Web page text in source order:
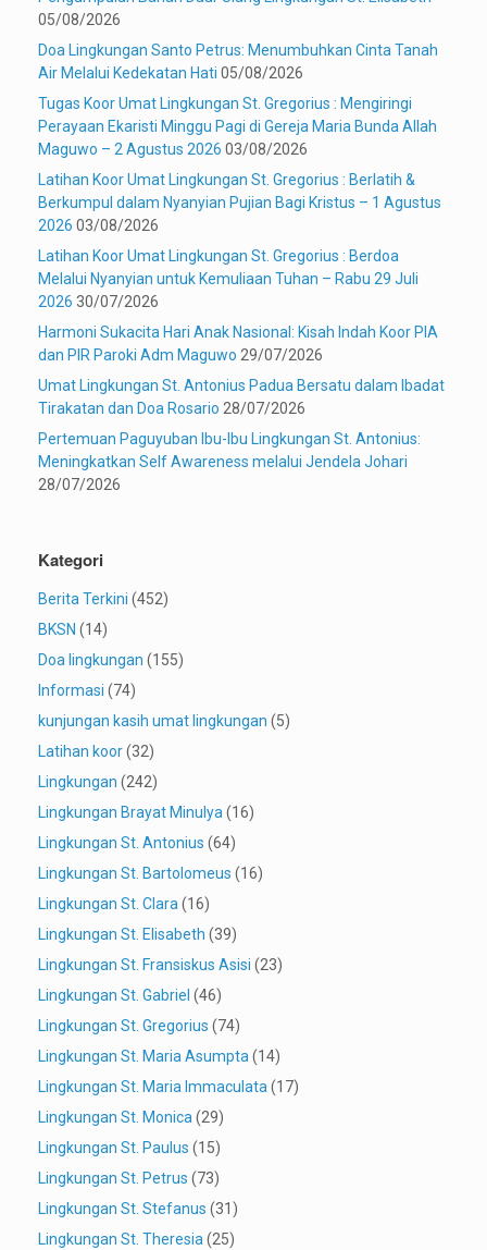
05/08/2026
Doa Lingkungan Santo Petrus: Menumbuhkan Cinta Tanah
Air Melalui Kedekatan Hati 05/08/2026
Tugas Koor Umat Lingkungan St. Gregorius : Mengiringi
Perayaan Ekaristi Minggu Pagi di Gereja Maria Bunda Allah
Maguwo – 2 Agustus 2026 03/08/2026
Latihan Koor Umat Lingkungan St. Gregorius : Berlatih &
Berkumpul dalam Nyanyian Pujian Bagi Kristus – 1 Agustus
2026 03/08/2026
Latihan Koor Umat Lingkungan St. Gregorius : Berdoa
Melalui Nyanyian untuk Kemuliaan Tuhan – Rabu 29 Juli
2026 30/07/2026
Harmoni Sukacita Hari Anak Nasional: Kisah Indah Koor PIA
dan PIR Paroki Adm Maguwo 29/07/2026
Umat Lingkungan St. Antonius Padua Bersatu dalam Ibadat
Tirakatan dan Doa Rosario 28/07/2026
Pertemuan Paguyuban Ibu-Ibu Lingkungan St. Antonius:
Meningkatkan Self Awareness melalui Jendela Johari
28/07/2026
Kategori
Berita Terkini (452)
BKSN (14)
Doa lingkungan (155)
Informasi (74)
kunjungan kasih umat lingkungan (5)
Latihan koor(32)
Lingkungan (242)
Lingkungan Brayat Minulya (16)
Lingkungan St. Antonius (64)
Lingkungan St. Bartolomeus (16)
Lingkungan St. Clara (16)
Lingkungan St. Elisabeth (39)
Lingkungan St. Fransiskus Asisi (23)
Lingkungan St. Gabriel (46)
Lingkungan St. Gregorius (74)
Lingkungan St. Maria Asumpta (14)
Lingkungan St. Maria Immaculata (17)
Lingkungan St. Monica (29)
Lingkungan St. Paulus (15)
Lingkungan St. Petrus (73)
Lingkungan St. Stefanus (31)
Lingkungan St. Theresia (25)